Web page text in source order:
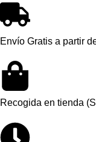
Envío Gratis a partir
Recogida en tienda